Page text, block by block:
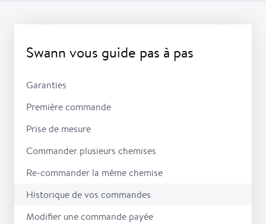
Swann vous guide pas à pas
Garanties
Première commande
Prise de mesure
Commander plusieurs chemises
Re-commander la même chemise
Historique de vos commandes
Modifier une commande payée